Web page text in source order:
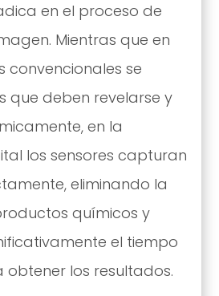
en el proceso de
Mientras que en
se
que deben revelarse y
en la
los sensores capturan
eliminando la
químicos y
el tiempo
los resultados.